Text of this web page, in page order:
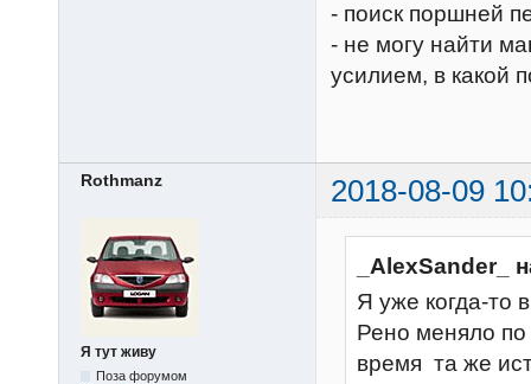
- поиск поршней
- не могу найти
усилием, в какой
Rothmanz 2018-08-09
Я тут живу
Поза форумом
_AlexSander_
Я уже когда-то
Рено меняло
время та же